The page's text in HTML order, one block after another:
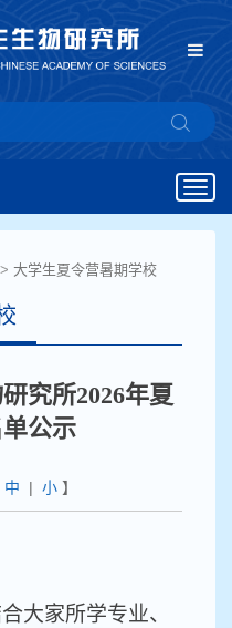
> 大学生夏令营暑期学校
究所2026年夏
公示
中 | 小】
大家所学专业、